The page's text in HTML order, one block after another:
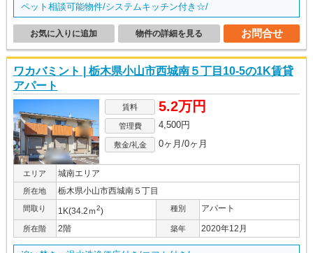
ペット相談可能物件/システムキッチン付き☆/
お問合せ
物件の詳細を見る
お気に入りに追加
ワカバミント | 栃木県小山市西城南５丁目10-5の1K賃貸
アパート
賃料 5.2万円
管理費 4,500円
敷金/礼金 0ヶ月/0ヶ月
エリア 城南エリア
所在地 栃木県小山市西城南５丁目
間取り 1K(34.2ｍ2) 種別 アパート
所在階 2階 築年 2020年12月